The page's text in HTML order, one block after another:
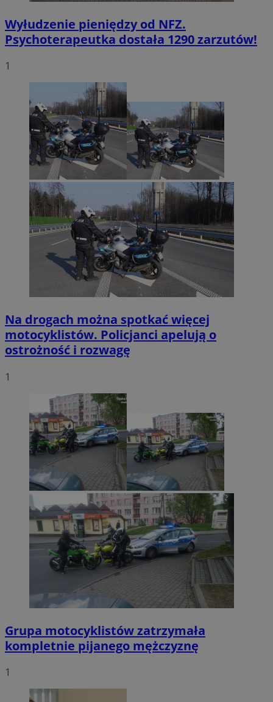
Wyłudzenie pieniędzy od NFZ.
Psychoterapeutka dostała 1290 zarzutów!
1
Na drogach można spotkać więcej
motocyklistów. Policjanci apelują o
ostrożność i rozwagę
1
Grupa motocyklistów zatrzymała
kompletnie pijanego mężczyznę
1